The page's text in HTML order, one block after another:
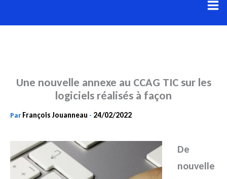
au
Une nouvelle annexe au CCAG TIC sur les
logiciels réalisés à façon
Par François Jouanneau - 24/02/2022
De
nouvelle